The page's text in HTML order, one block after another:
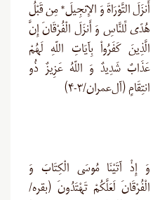
أَنزَلَ التَّوْرَاةَ وَ الإِنجِيلَ* مِن قَبْلُ
هُدًى لِّلنَّاسِ وَ أَنزَلَ الْفُرْقَانَ إِنَّ
الَّذِينَ كَفَرُواْ بِآيَاتِ اللّهِ لَهُمْ
عَذَابٌ شَدِيدٌ وَ اللّهُ عَزِيزٌ ذُو
انتِقَامٍ (آل‌عمران/۳-۴)
وَ إِذْ آتَيْنَا مُوسَى الْكِتَابَ وَ
الْفُرْقَانَ لَعَلَّكُمْ تَهْتَدُونَ (بقره/